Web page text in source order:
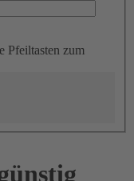
Pfeiltasten zum